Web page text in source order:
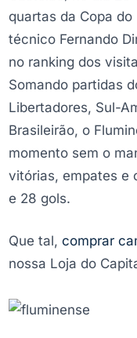
quartas da Copa
técnico Fernando
no ranking dos
Somando partidas
Libertadores, Sul-
Brasileirão, o
momento sem o
vitórias, empates e
e 28 gols.
Que tal, comprar
nossa Loja do